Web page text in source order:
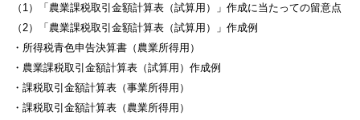
（1）「農業課税取引金額計算表（試算用）」作成に当たっての留意点
（2）「農業課税取引金額計算表（試算用）」作成例
・所得税青色申告決算書（農業所得用）
・農業課税取引金額計算表（試算用）作成例
・課税取引金額計算表（事業所得用）
・課税取引金額計算表（農業所得用）